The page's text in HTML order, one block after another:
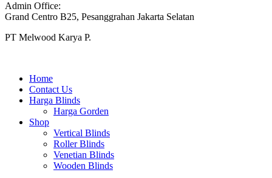
Admin Office:
Grand Centro B25, Pesanggrahan Jakarta Selatan
PT Melwood Karya P.
Home
Contact Us
Harga Blinds
Harga Gorden
Shop
Vertical Blinds
Roller Blinds
Venetian Blinds
Wooden Blinds